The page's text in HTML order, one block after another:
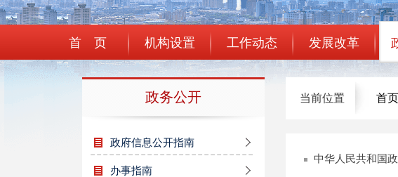
首 页 机构设置 工作动态 发展改革
政务公开
政府信息公开指南
办事指南
当前位置 首页
中华人民共和国